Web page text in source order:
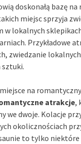
doskonałą bazę
miejsc sprzyja
w lokalnych
Przykładowe
zwiedzanie
sztuki.
na
atrakcje,
we dwoje. Kolacje
okolicznościach
to tylko niektóre